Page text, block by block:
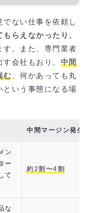
ない仕事を依頼し
らえなかったり、
す。また、専門業者
会社もおり、 中間
む 、何かあっても丸
という事態になる場
中間マージン発生
ン
ー
て
約2割〜4割
な